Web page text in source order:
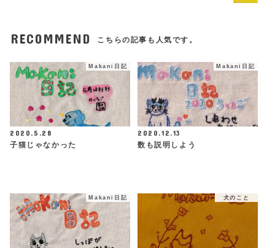
RECOMMEND こちらの記事も人気です。
Makani日記
2020.5.28
子猫じゃなかった
Makani日記
2020.12.13
数も説明しよう
Makani日記 犬のこと